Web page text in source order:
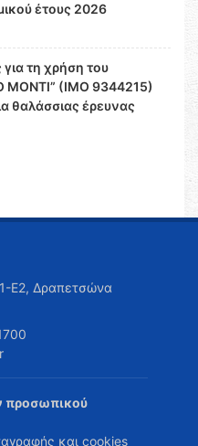
έτους 2026
τη χρήση του
MONTI” (IMO 9344215)
θαλάσσιας έρευνας
Ε2, Δραπετσώνα
προσωπικού
και cookies